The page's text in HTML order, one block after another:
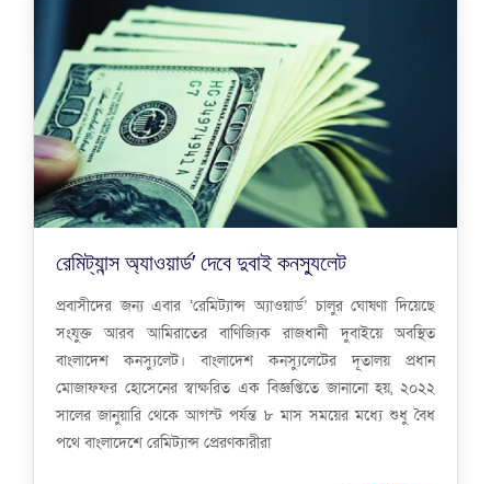
রেমিট্যান্স অ্যাওয়ার্ড’ দেবে দুবাই কনস্যুলেট
প্রবাসীদের জন্য এবার ‘রেমিট্যান্স অ্যাওয়ার্ড’ চালুর ঘোষণা দিয়েছে
সংযুক্ত আরব আমিরাতের বাণিজ্যিক রাজধানী দুবাইয়ে অবস্থিত
বাংলাদেশ কনস্যুলেট। বাংলাদেশ কনস্যুলেটের দূতালয় প্রধান
মোজাফফর হোসেনের স্বাক্ষরিত এক বিজ্ঞপ্তিতে জানানো হয়, ২০২২
সালের জানুয়ারি থেকে আগস্ট পর্যন্ত ৮ মাস সময়ের মধ্যে শুধু বৈধ
পথে বাংলাদেশে রেমিট্যান্স প্রেরণকারীরা